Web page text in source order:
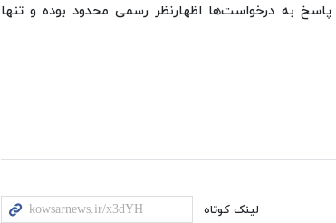
به درخواست‌ها اظهارنظر رسمی محدود بوده و تنها
لینک کوتاه